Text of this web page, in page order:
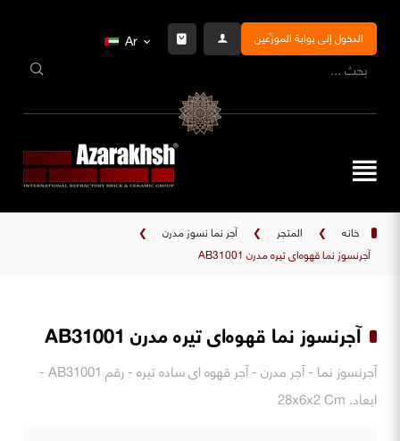
الدخول إلى بوابة الموزّعين Ar
خانه ❯ المتجر ❯ آجر نما نسوز مدرن
❯
آجرنسوز نما قهوه‌ای تیره مدرن AB31001
آجرنسوز نما قهوه‌ای تیره مدرن AB31001
آجرنسوز نما - آجر مدرن - آجر قهوه ای ساده تیره - رقم AB31001 -
ابعاد. 28x6x2 Cm